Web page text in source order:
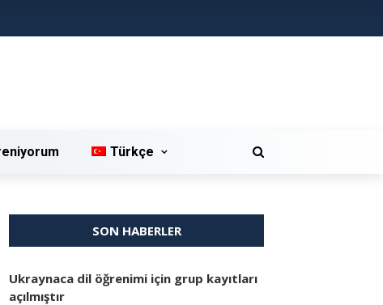
Türkçe
SON HABERLER
Ukraynaca dil öğrenimi için grup kayıtları
açılmıştır